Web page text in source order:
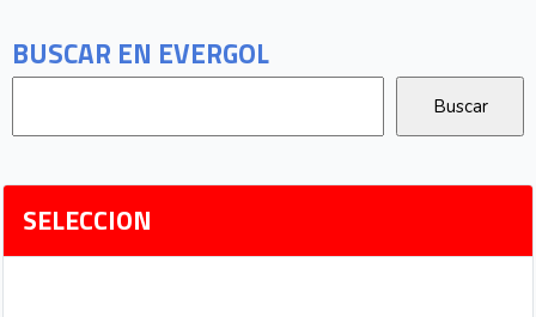
BUSCAR EN EVERGOL
SELECCION